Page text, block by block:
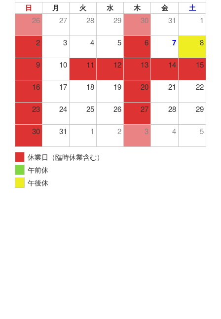
日 月 火 水 木 金 土
26 27 28 29 30 31 1
2 3 4 5 6 7 8
9 10 11 12 13 14 15
16 17 18 19 20 21 22
23 24 25 26 27 28 29
30 31 1 2 3 4 5
休業日（臨時休業含む）
午前休
午後休